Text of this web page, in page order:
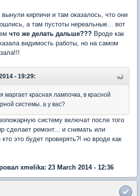
кирпичи и там оказалось, что они
а там пустоты нереальные... вот
что же делать дальше??? Вроде как
видимость работы, но на самом
- 19:29:
маргает красная лампочка, в красной
системы. а у вас?
систему включат после того
сделает ремонт... и снимать или
это будет проверять?! но вроде как
xmelika: 23 March 2014 - 12:36